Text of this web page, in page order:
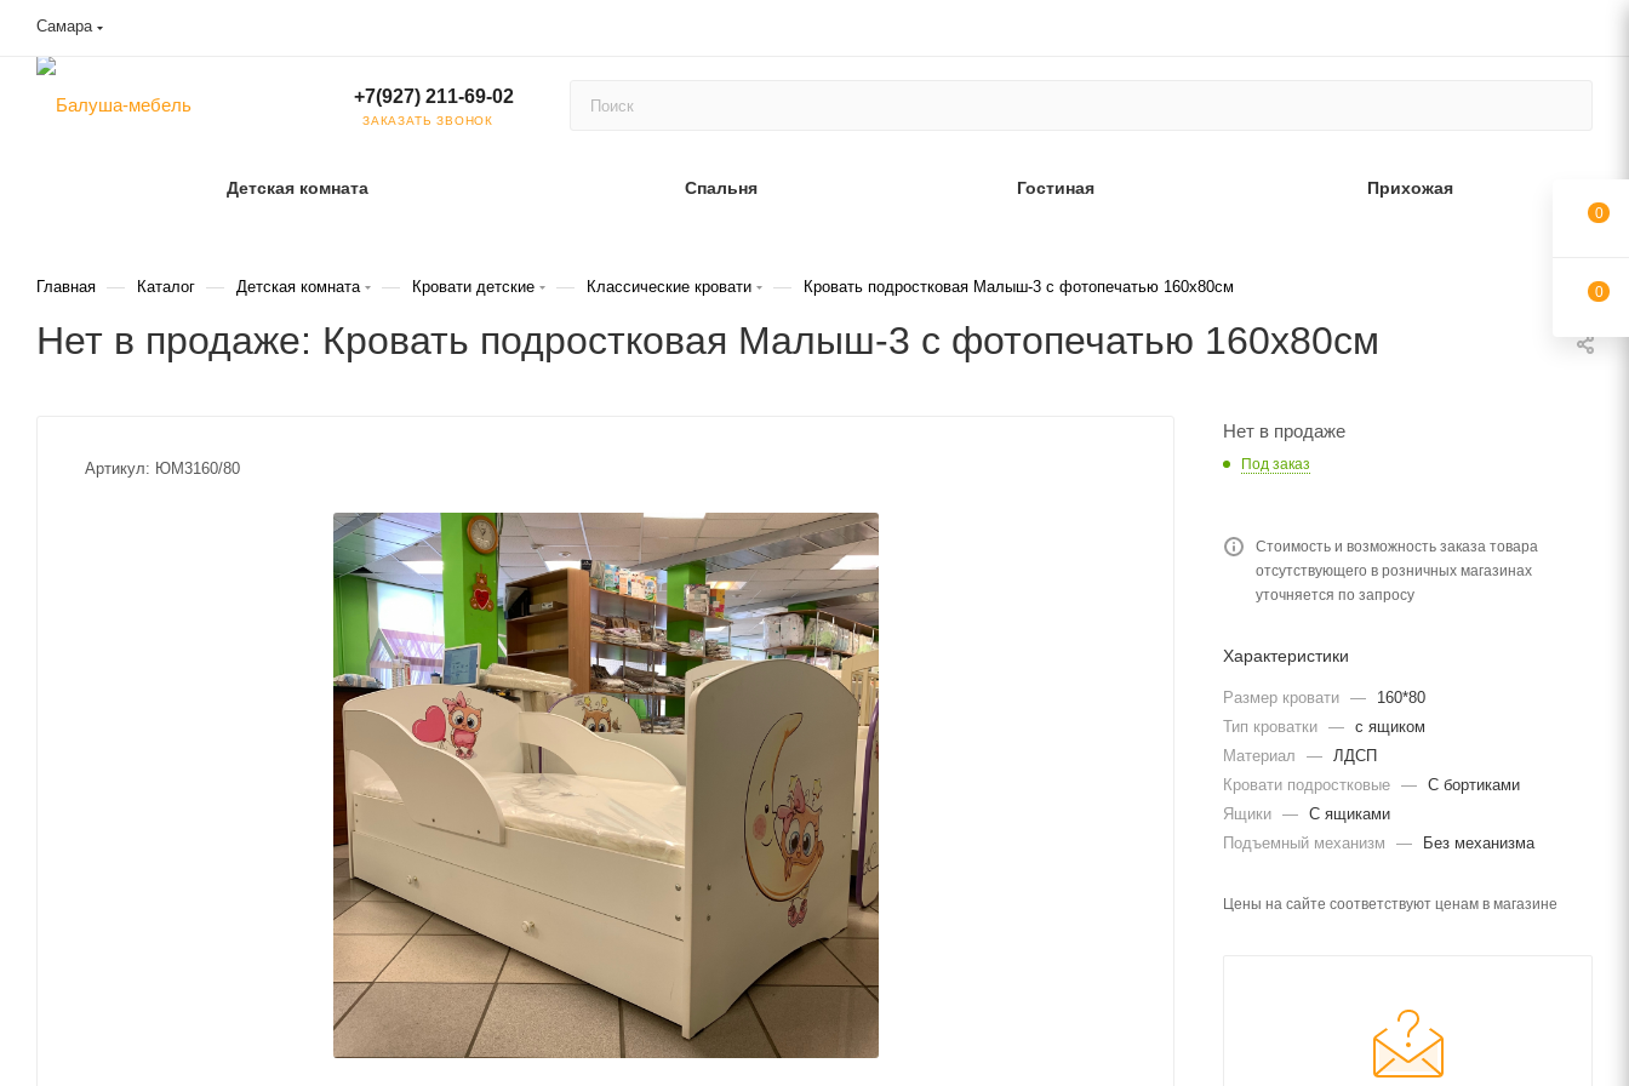
Самара
+7(927) 211-69-02
ЗАКАЗАТЬ ЗВОНОК
Детская комната Спальня Гостиная Прихожая
Главная — Каталог — Детская комната — Кровати детские — Классические кровати — Кровать подростковая Малыш-3 с фотопечатью 160х80см
Нет в продаже: Кровать подростковая Малыш-3 с фотопечатью 160х80см
Артикул: ЮМ3160/80
Нет в продаже
Под заказ
Стоимость и возможность заказа товара
отсутствующего в розничных магазинах
уточняется по запросу
Характеристики
Размер кровати —
160*80
Тип кроватки — с ящиком
Материал
—
ЛДСП
Кровати подростковые — С бортиками
Ящики — С ящиками
Подъемный механизм
— Без механизма
Цены на сайте соответствуют ценам в магазине
0
0